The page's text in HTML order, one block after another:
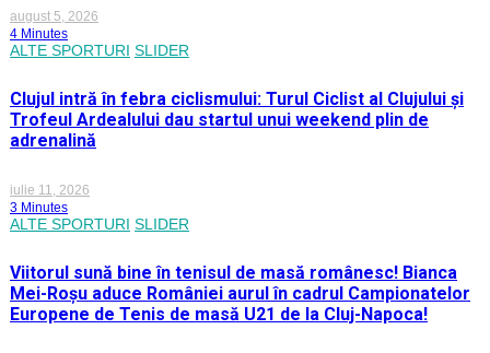
august 5, 2026
4 Minutes
ALTE SPORTURI SLIDER
Clujul intră în febra ciclismului: Turul Ciclist al Clujului și
Trofeul Ardealului dau startul unui weekend plin de
adrenalină
iulie 11, 2026
3 Minutes
ALTE SPORTURI SLIDER
Viitorul sună bine în tenisul de masă românesc! Bianca
Mei-Roșu aduce României aurul în cadrul Campionatelor
Europene de Tenis de masă U21 de la Cluj-Napoca!